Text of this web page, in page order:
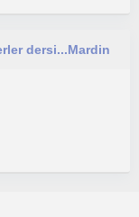
dersi...Mardin